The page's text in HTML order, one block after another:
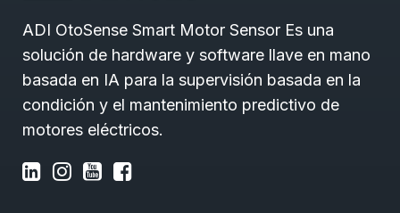
ADI OtoSense Smart Motor Sensor Es una
solución de hardware y software llave en mano
basada en IA para la supervisión basada en la
condición y el mantenimiento predictivo de
motores eléctricos.